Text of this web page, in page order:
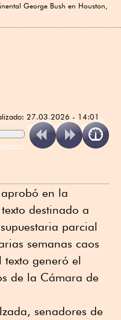
George Bush en Houston,
27.03.2026 - 14:01
aprobó en la
destinado a
parcial
semanas caos
generó el
de la Cámara de
senadores de